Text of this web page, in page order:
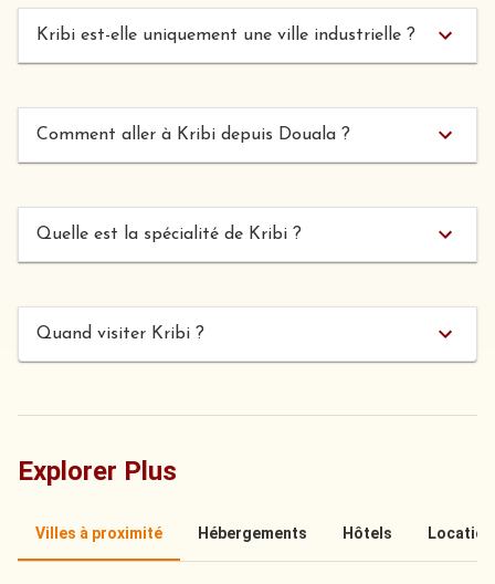
Kribi est-elle uniquement une ville industrielle ?
Comment aller à Kribi depuis Douala ?
Quelle est la spécialité de Kribi ?
Quand visiter Kribi ?
Explorer Plus
Villes à proximité Hébergements Hôtels